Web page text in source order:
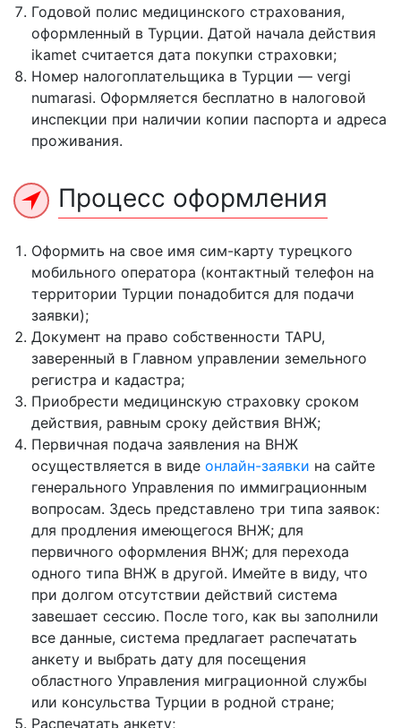
Годовой полис медицинского страхования,
оформленный в Турции. Датой начала действия
ikamet считается дата покупки страховки;
Номер налогоплательщика в Турции — vergi
numarasi. Оформляется бесплатно в налоговой
инспекции при наличии копии паспорта и адреса
проживания.
Процесс оформления
Оформить на свое имя сим-карту турецкого
мобильного оператора (контактный телефон на
территории Турции понадобится для подачи
заявки);
Документ на право собственности TAPU,
заверенный в Главном управлении земельного
регистра и кадастра;
Приобрести медицинскую страховку сроком
действия, равным сроку действия ВНЖ;
Первичная подача заявления на ВНЖ
осуществляется в виде онлайн-заявки на сайте
генерального Управления по иммиграционным
вопросам. Здесь представлено три типа заявок:
для продления имеющегося ВНЖ; для
первичного оформления ВНЖ; для перехода
одного типа ВНЖ в другой. Имейте в виду, что
при долгом отсутствии действий система
завешает сессию. После того, как вы заполнили
все данные, система предлагает распечатать
анкету и выбрать дату для посещения
областного Управления миграционной службы
или консульства Турции в родной стране;
Распечатать анкету;